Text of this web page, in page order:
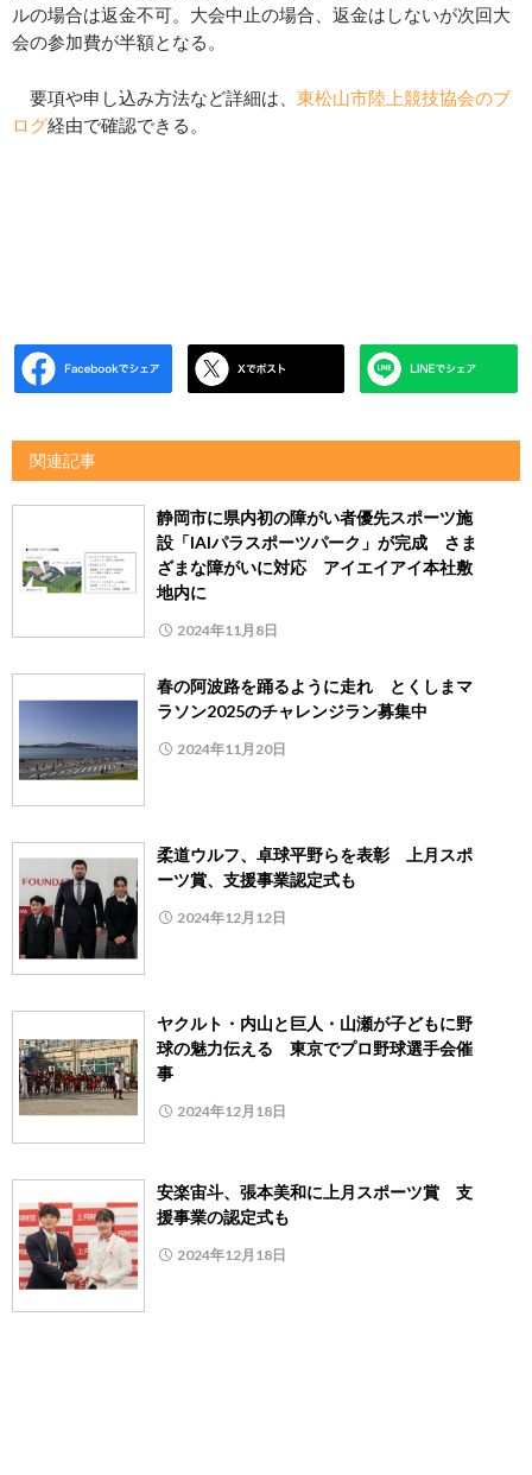
ルの場合は返金不可。大会中止の場合、返金はしないが次回大
会の参加費が半額となる。
要項や申し込み方法など詳細は、 東松山市陸上競技協会のブ
ログ経由で確認できる。
関連記事
静岡市に県内初の障がい者優先スポーツ施
設「IAIパラスポーツパーク」が完成 さま
ざまな障がいに対応 アイエイアイ本社敷
地内に
2024年11月8日
春の阿波路を踊るように走れ とくしまマ
ラソン2025のチャレンジラン募集中
2024年11月20日
柔道ウルフ、卓球平野らを表彰 上月スポ
ーツ賞、支援事業認定式も
2024年12月12日
ヤクルト・内山と巨人・山瀬が子どもに野
球の魅力伝える 東京でプロ野球選手会催
事
2024年12月18日
安楽宙斗、張本美和に上月スポーツ賞 支
援事業の認定式も
2024年12月18日